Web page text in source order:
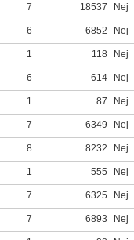
7 18537
Nej
6 6852
Nej
1 118
Nej
6 614
Nej
1 87
Nej
7 6349 Nej
8 8232
Nej
1 555
Nej
7 6325
Nej
7 6893
Nej